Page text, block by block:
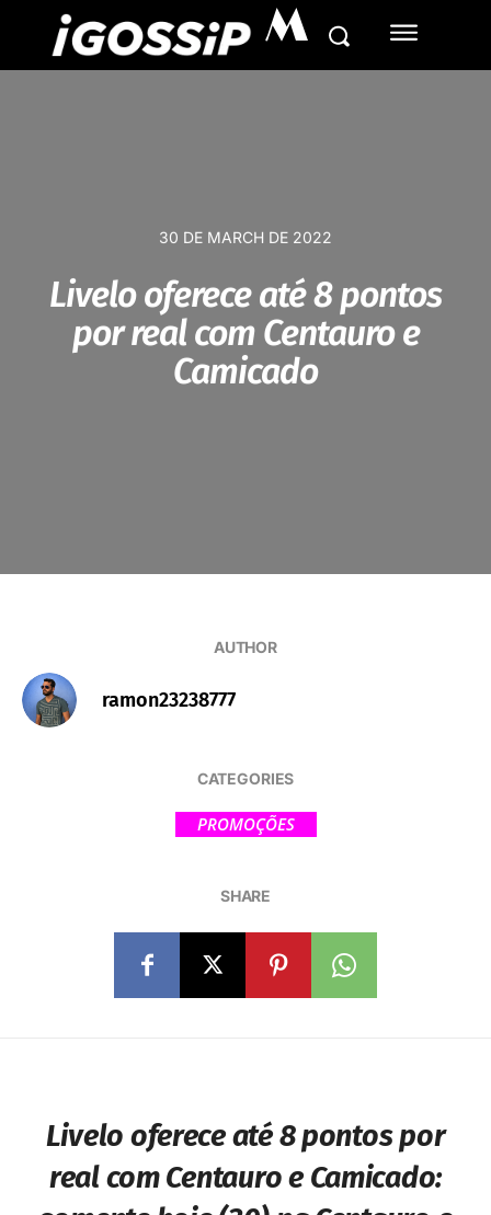
M
30 DE MARCH DE 2022
Livelo oferece até 8 pontos
por real com Centauro e
Camicado
AUTHOR
ramon23238777
CATEGORIES
PROMOÇÕES
SHARE
Livelo oferece até 8 pontos por
real com Centauro e Camicado: